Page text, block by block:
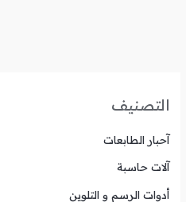
التصنيف
آحبار الطابعات
آلات حاسبة
أدوات الرسم و التلوين